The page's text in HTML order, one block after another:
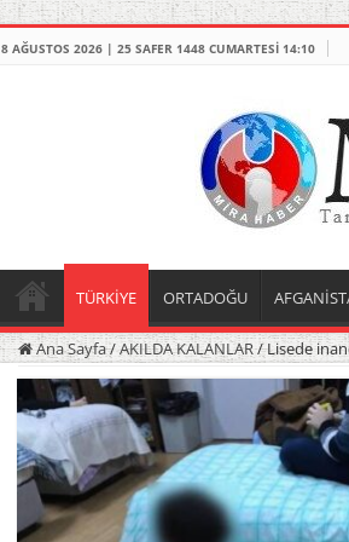
8 AĞUSTOS 2026 | 25 SAFER 1448 CUMARTESI 14:10
TÜRKİYE ORTADOĞU
Ana Sayfa/AKILDA KALANLAR/Lisede